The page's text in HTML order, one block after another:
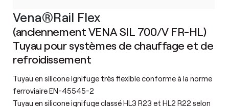
Vena®Rail Flex
(anciennement VENA SIL 700/V FR-HL)
Tuyau pour systèmes de chauffage et de
refroidissement
Tuyau en silicone ignifuge très flexible conforme à la norme
ferroviaire EN-45545-2
Tuyau en silicone ignifuge classé HL3 R23 et HL2 R22 selon